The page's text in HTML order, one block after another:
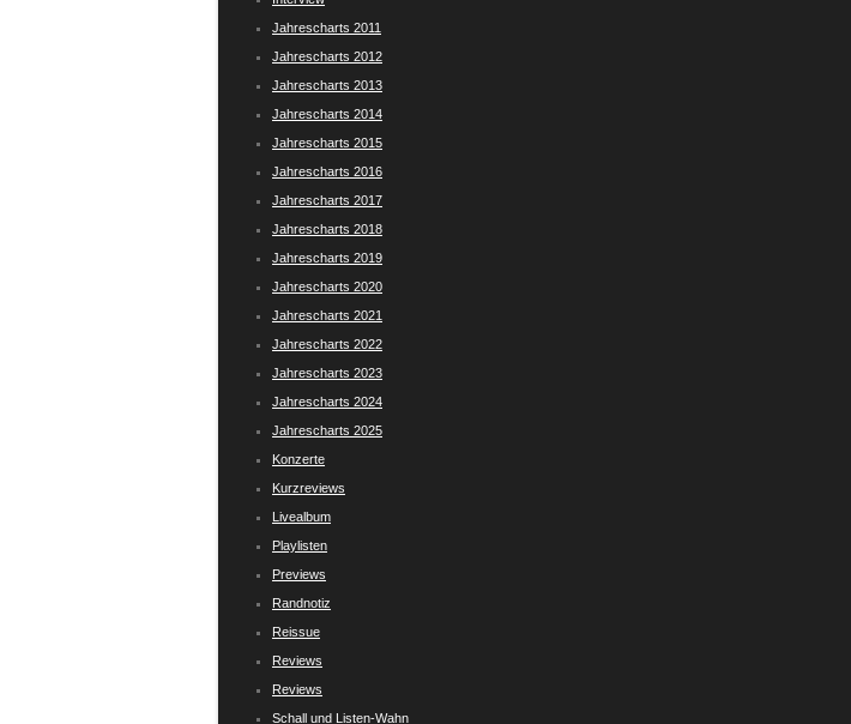
Jahrescharts 2011
Jahrescharts 2012
Jahrescharts 2013
Jahrescharts 2014
Jahrescharts 2015
Jahrescharts 2016
Jahrescharts 2017
Jahrescharts 2018
Jahrescharts 2019
Jahrescharts 2020
Jahrescharts 2021
Jahrescharts 2022
Jahrescharts 2023
Jahrescharts 2024
Jahrescharts 2025
Konzerte
Kurzreviews
Livealbum
Playlisten
Previews
Randnotiz
Reissue
Reviews
Reviews
Schall und Listen-Wahn